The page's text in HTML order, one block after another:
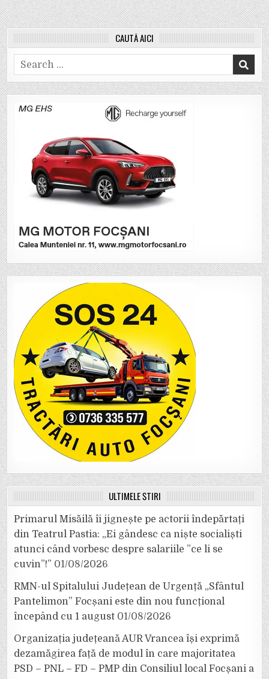
CAUTĂ AICI
Search
for:
ULTIMELE ȘTIRI
Primarul Misăilă îi jignește pe actorii îndepărtați
din Teatrul Pastia: „Ei gândesc ca niște socialiști
atunci când vorbesc despre salariile ”ce li se
cuvin”!” 01/08/2026
RMN-ul Spitalului Județean de Urgență „Sfântul
Pantelimon” Focșani este din nou funcțional
începând cu 1 august 01/08/2026
Organizația județeană AUR Vrancea își exprimă
dezamăgirea față de modul în care majoritatea
PSD – PNL – FD – PMP din Consiliul local Focșani a